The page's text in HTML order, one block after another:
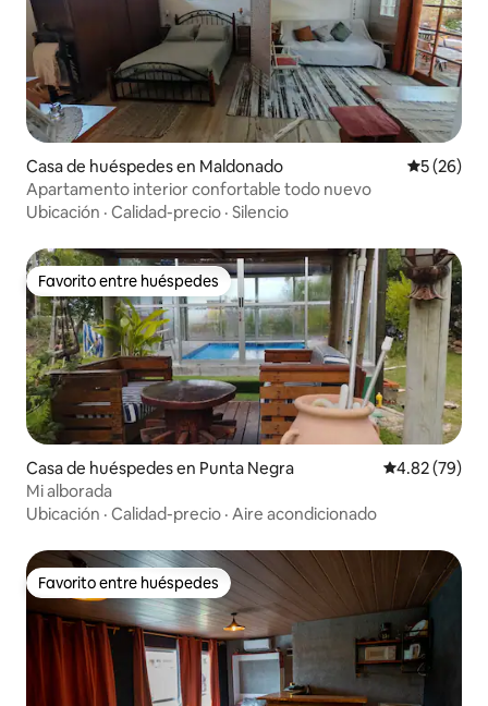
Casa de huéspedes en Maldonado
5 (26)
Apartamento interior confortable todo nuevo
Ubicación · Calidad-precio · Silencio
Favorito entre huéspedes
Favorito entre huéspedes
Casa de huéspedes en Punta Negra Calificación
4.82 (79)
Mi alborada
Ubicación · Calidad-precio · Aire acondicionado
Favorito entre huéspedes
Favorito entre huéspedes